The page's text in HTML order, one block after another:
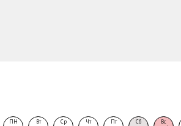
ПН Вт Ср Чт Пт Сб Вс